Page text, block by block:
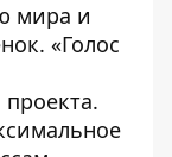
мира и
«Голос